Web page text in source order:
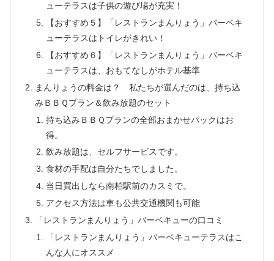
ューテラスは子供の遊び場が充実！
【おすすめ５】「レストランまんりょう」バーベキ
ューテラスはトイレがきれい！
【おすすめ６】「レストランまんりょう」バーベキ
ューテラスは、おもてなしがホテル基準
まんりょうの料金は？ 私たちが選んだのは、持ち込
みＢＢＱプラン＆飲み放題のセット
持ち込みＢＢＱプランの全部おまかせパックはお
得。
飲み放題は、セルフサービスです。
食材の手配は自分たちでしました。
当日買出しなら南柏駅前のカスミで。
アクセス方法は車も公共交通機関も可能
「レストランまんりょう」バーベキューの口コミ
「レストランまんりょう」バーベキューテラスはこ
んな人にオススメ